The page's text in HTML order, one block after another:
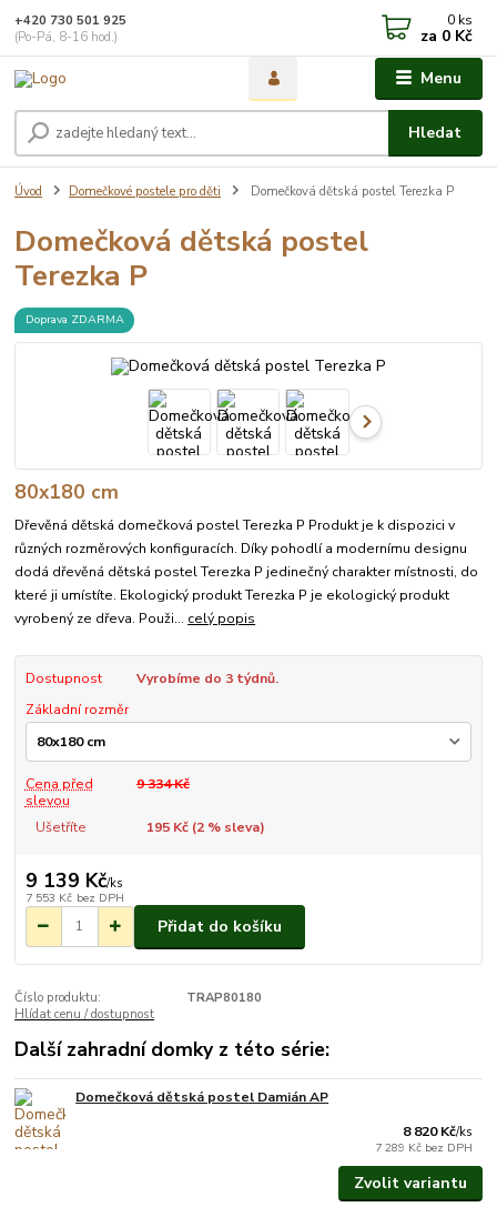
Menu
Hledat
+420 730 501 925
(Po-Pá, 8-16 hod.)
0 ks
za 0 Kč
Úvod Domečkové postele pro děti Domečková dětská postel Terezka P
Domečková dětská postel
Terezka P
Doprava ZDARMA
80x180 cm
Dřevěná dětská domečková postel Terezka P Produkt je k dispozici v
různých rozměrových konfiguracích. Díky pohodlí a modernímu designu
dodá dřevěná dětská postel Terezka P jedinečný charakter místnosti, do
které ji umístíte. Ekologický produkt Terezka P je ekologický produkt
vyrobený ze dřeva. Použi... celý popis
Dostupnost
Vyrobíme do 3 týdnů.
Základní rozměr
Cena před
slevou
9 334 Kč
Ušetříte 195 Kč (2% sleva)
9 139 Kč/ks
7 553 Kč bez DPH
Přidat do košíku
Číslo produktu:
TRAP80180
Hlídat cenu / dostupnost
Další zahradní domky z této série:
Domečková dětská postel Damián AP
8 820 Kč/ks
7 289 Kč bez DPH
Zvolit variantu